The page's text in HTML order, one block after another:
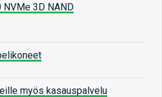
NVMe 3D NAND
myös kasauspalvelu